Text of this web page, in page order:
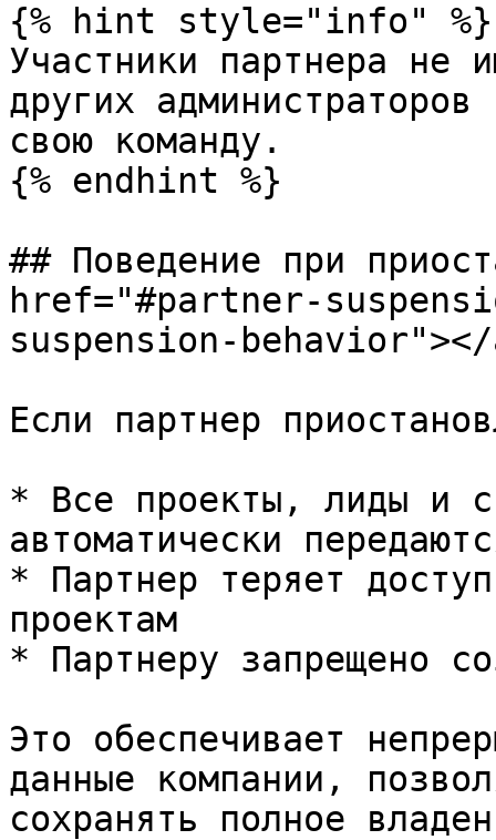
{% hint style="info" %}
Участники партнера не
других
свою команду.
{% endhint %}
## Поведение при
href="#partner-
suspension-behavior"></
Если партнер
* Все проекты, лиды и
автоматически
* Партнер теряет
проектам
* Партнеру запрещено
Это обеспечивает
данные компании,
сохранять полное